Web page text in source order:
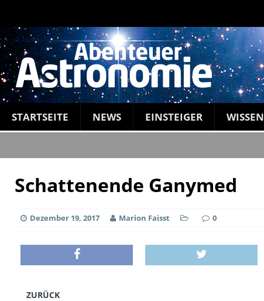
STARTSEITE NEWS EINSTEIGER WISSEN
Schattenende Ganymed
Dezember 19, 2017 Marion Faisst 0
ZURÜCK